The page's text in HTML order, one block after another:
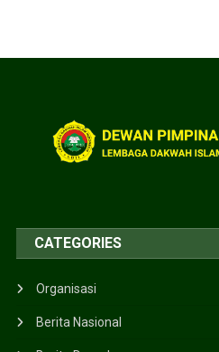
CATEGORIES
Organisasi
Berita Nasional